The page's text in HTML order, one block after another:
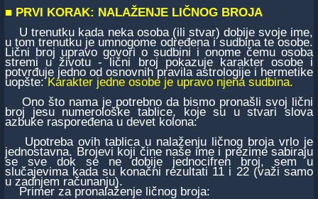
■ PRVI KORAK: NALAŽENJE LIČNOG BROJA
U trenutku kada neka osoba (ili stvar) dobije svoje ime,
u tom trenutku je umnogome određena i sudbina te osobe.
Lični broj upravo govori o sudbini i onome čemu osoba
stremi u životu - lični broj pokazuje karakter osobe i
potvrđuje jedno od osnovnih pravila astrologije i hermetike
uopšte: Karakter jedne osobe je upravo njena sudbina.
Ono što nama je potrebno da bismo pronašli svoj lični
broj jesu numerološke tablice, koje su u stvari slova
azbuke raspoređena u devet kolona:
Upotreba ovih tablica u nalaženju ličnog broja vrlo je
jednostavna. Brojevi koji čine naše ime i prezime sabiraju
se sve dok se ne dobije jednocifren broj, sem u
slučajevima kada su konačni rezultati 11 i 22 (važi samo
u zadnjem računanju).
Primer za pronalaženje ličnog broja: